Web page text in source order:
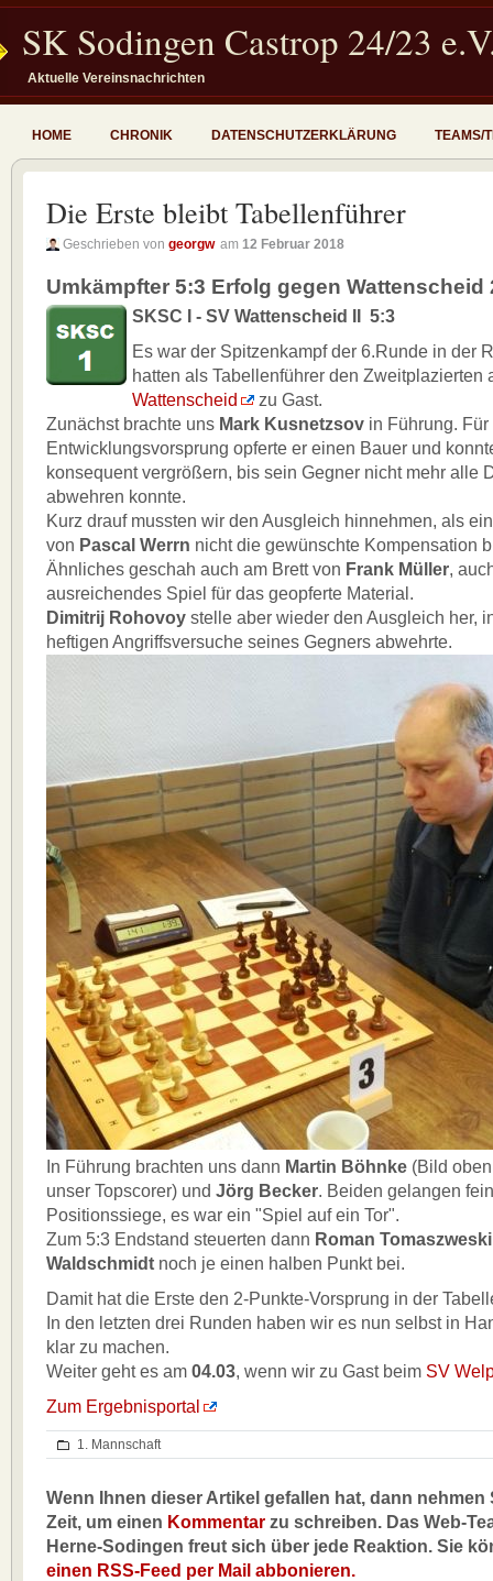
SK Sodingen Castrop 24/23
Aktuelle Vereinsnachrichten
HOME CHRONIK DATENSCHUTZERKLÄRUNG TEAMS/
Die Erste bleibt Tabellenführer
Geschrieben von georgw am 12 Februar 2018
Umkämpfter 5:3 Erfolg gegen Wattenscheid
SKSC I - SV Wattenscheid II 5:3
Es war der Spitzenkampf der 6.Runde in der
hatten als Tabellenführer den Zweitplazierten
Wattenscheid
zu Gast.
Zunächst brachte uns Mark Kusnetzsov in Führung.
Entwicklungsvorsprung opferte er einen Bauer und
konsequent vergrößern, bis sein Gegner nicht mehr alle
abwehren konnte.
Kurz drauf mussten wir den Ausgleich hinnehmen, als
von Pascal Werrn nicht die gewünschte Kompensation
Ähnliches geschah auch am Brett von Frank Müller,
ausreichendes Spiel für das geopferte Material.
Dimitrij Rohovoy stelle aber wieder den Ausgleich her,
heftigen Angriffsversuche seines Gegners abwehrte.
In Führung brachten uns dann Martin Böhnke (Bild
unser Topscorer) und Jörg Becker. Beiden gelangen
Positionssiege, es war ein "Spiel auf ein Tor".
Zum 5:3 Endstand steuerten dann Roman Tomaszweski
Waldschmidt noch je einen halben Punkt bei.
Damit hat die Erste den 2-Punkte-Vorsprung in der
In den letzten drei Runden haben wir es nun selbst in
klar zu machen.
Weiter geht es am 04.03, wenn wir zu Gast beim SV
Zum Ergebnisportal
1. Mannschaft
Wenn Ihnen dieser Artikel gefallen hat, dann nehmen
Zeit, um einen Kommentar zu schreiben. Das Web-
Herne-Sodingen freut sich über jede Reaktion. Sie
einen RSS-Feed per Mail abbonieren.